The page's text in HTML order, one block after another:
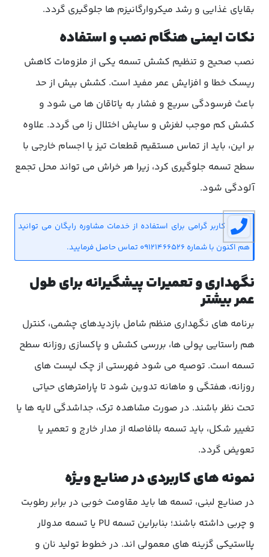
بقایای غذایی و رشد میکروارگانیزم ها جلوگیری گردد.
نکات ایمنی هنگام نصب و استفاده
نصب صحیح و تنظیم کشش تسمه یکی از ملزومات کاهش
ریسک خطا و افزایش عمر مفید است. کشش بیش از حد
باعث فرسودگی سریع و فشار به یاتاقان ها می شود و
کشش کم موجب لغزش و سایش اختلال زا می گردد. علاوه
بر این، باید از تماس مستقیم قطعات تیز یا اجسام خارجی با
سطح تسمه جلوگیری کرد، زیرا هر خراش می تواند محل تجمع
آلودگی شود.
کاربر گرامی برای استفاده از خدمات مشاوره رایگان می توانید
هم اکنون با شماره 09121466526 تماس حاصل فرمایید.
نگهداری و تعمیرات پیشگیرانه برای طول
عمر بیشتر
برنامه های نگهداری منظم شامل بازدیدهای چشمی، کنترل
هم راستایی پولی ها، بررسی کشش و پاکسازی روزانه سطح
تسمه است. توصیه می شود فهرستی از چک لیست های
روزانه، هفتگی و ماهانه تدوین شود تا پارامترهای حیاتی
تحت نظر باشند. در صورت مشاهده ترک، جداشدگی لایه ها یا
تغییر شکل، باید تسمه بلافاصله از مدار خارج و تعمیر یا
تعویض گردد.
نمونه های کاربردی در صنایع ویژه
در صنایع لبنی، تسمه ها باید مقاومت خوبی در برابر رطوبت
و چربی داشته باشند؛ بنابراین تسمه PU یا تسمه مدولار
پلاستیکی گزینه های معمولی اند. در خطوط تولید نان و